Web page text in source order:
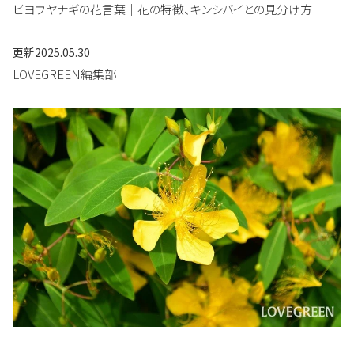
ビヨウヤナギの花言葉｜花の特徴、キンシバイとの見分け方
更新2025.05.30
LOVEGREEN編集部